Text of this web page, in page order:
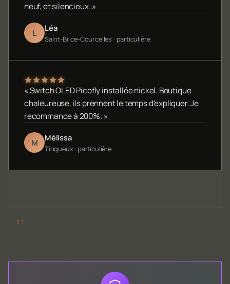
neuf, et silencieux. »
L Léa
Saint-Brice-Courcelles · particulière
« Switch OLED Picofly installée nickel. Boutique
chaleureuse, ils prennent le temps d'expliquer. Je
recommande à 200%. »
M Mélissa
Tinqueux · particulière